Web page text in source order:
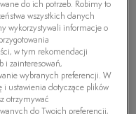
do ich potrzeb. Robimy to
wszystkich danych
wykorzystywali informacje o
w tym rekomendacji
i zainteresowań,
wybranych preferencji. W
i ustawienia dotyczące plików
otrzymywać
do Twoich preferencji,